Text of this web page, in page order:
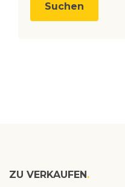
ZU VERKAUFEN